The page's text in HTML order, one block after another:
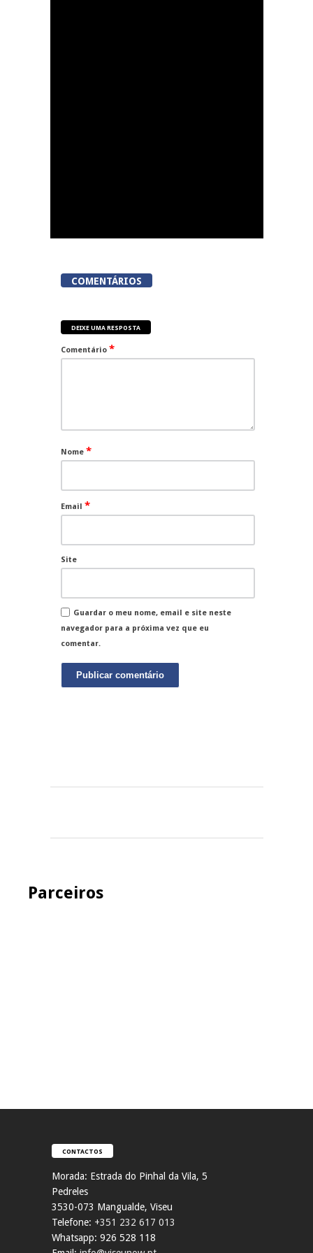
COMENTÁRIOS
DEIXE UMA RESPOSTA
Comentário *
Nome *
Email *
Site
Guardar o meu nome, email e site neste
navegador para a próxima vez que eu
comentar.
Parceiros
CONTACTOS
Morada: Estrada do Pinhal da Vila, 5
Pedreles
3530-073 Mangualde, Viseu
Telefone: +351 232 617 013
Whatsapp: 926 528 118